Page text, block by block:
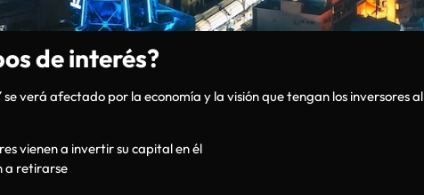
de interés?
se verá afectado por la economía y la visión que tengan los inversores al
vienen a invertir su capital en él
a retirarse